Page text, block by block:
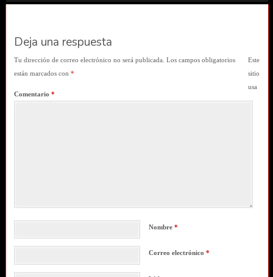
Deja una respuesta
Tu dirección de correo electrónico no será publicada. Los campos obligatorios
están marcados con *
Comentario *
Nombre *
Correo electrónico *
Este
sitio
usa